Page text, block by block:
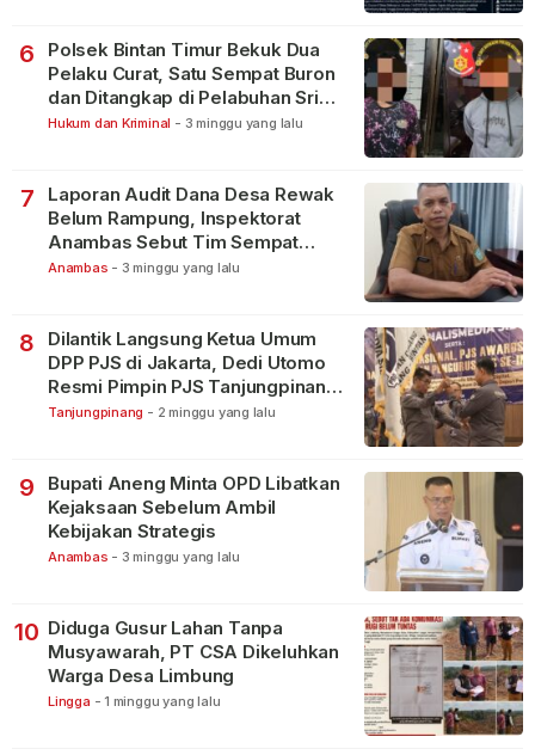
6
Polsek Bintan Timur Bekuk Dua
Pelaku Curat, Satu Sempat Buron
dan Ditangkap di Pelabuhan Sri
Bintan Pura
Hukum dan Kriminal - 3 minggu yang lalu
7
Laporan Audit Dana Desa Rewak
Belum Rampung, Inspektorat
Anambas Sebut Tim Sempat
Terbagi Tangani Kasus Lain
Anambas - 3 minggu yang lalu
8
Dilantik Langsung Ketua Umum
DPP PJS di Jakarta, Dedi Utomo
Resmi Pimpin PJS Tanjungpinang-
Bintan
Tanjungpinang - 2 minggu yang lalu
9
Bupati Aneng Minta OPD Libatkan
Kejaksaan Sebelum Ambil
Kebijakan Strategis
Anambas - 3 minggu yang lalu
10 Diduga Gusur Lahan Tanpa
Musyawarah, PT CSA Dikeluhkan
Warga Desa Limbung
Lingga - 1 minggu yang lalu